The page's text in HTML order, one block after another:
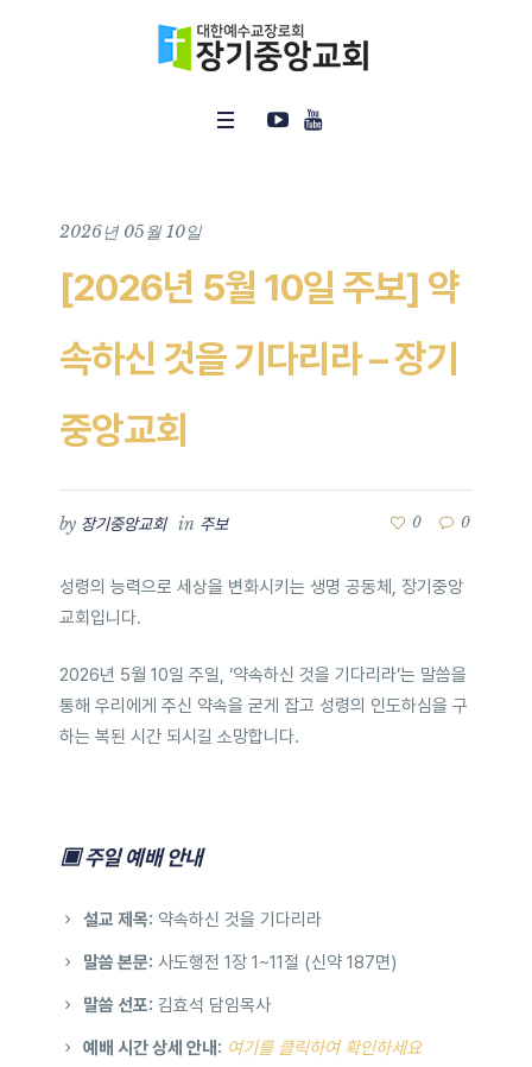
2026년 05월 10일
[2026년 5월 10일 주보] 약
속하신 것을 기다리라 – 장기
중앙교회
by 장기중앙교회 in 주보 0 0
성령의 능력으로 세상을 변화시키는 생명 공동체, 장기중앙
교회입니다.
2026년 5월 10일 주일, ‘약속하신 것을 기다리라’는 말씀을
통해 우리에게 주신 약속을 굳게 잡고 성령의 인도하심을 구
하는 복된 시간 되시길 소망합니다.
▣ 주일 예배 안내
설교 제목: 약속하신 것을 기다리라
말씀 본문: 사도행전 1장 1~11절 (신약 187면)
말씀 선포: 김효석 담임목사
예배 시간 상세 안내: 여기를 클릭하여 확인하세요